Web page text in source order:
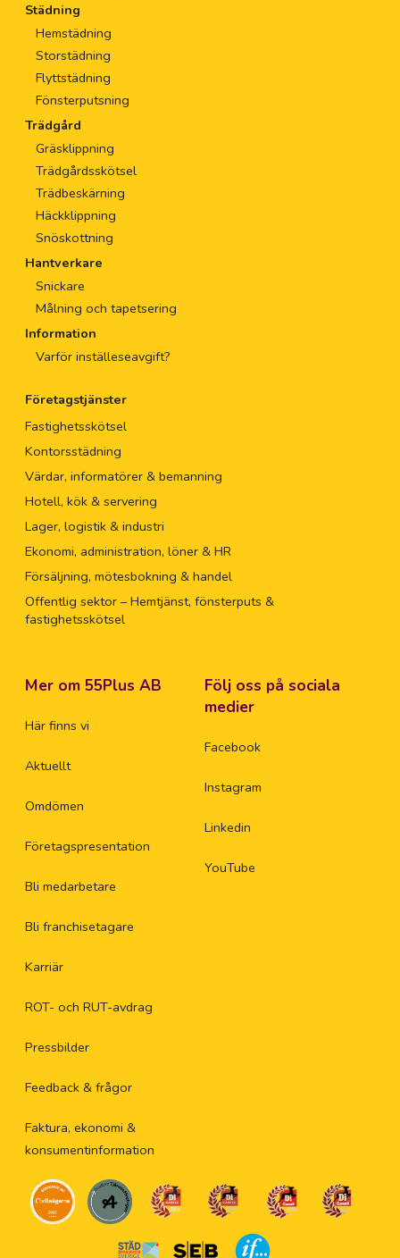
Städning
Hemstädning
Storstädning
Flyttstädning
Fönsterputsning
Trädgård
Gräsklippning
Trädgårdsskötsel
Trädbeskärning
Häckklippning
Snöskottning
Hantverkare
Snickare
Målning och tapetsering
Information
Varför inställeseavgift?
Företagstjänster
Fastighetsskötsel
Kontorsstädning
Värdar, informatörer & bemanning
Hotell, kök & servering
Lager, logistik & industri
Ekonomi, administration, löner & HR
Försäljning, mötesbokning & handel
Offentlig sektor – Hemtjänst, fönsterputs &
fastighetsskötsel
Mer om 55Plus AB
Här finns vi
Aktuellt
Omdömen
Företagspresentation
Bli medarbetare
Bli franchisetagare
Karriär
ROT- och RUT-avdrag
Pressbilder
Feedback & frågor
Faktura, ekonomi &
konsumentinformation
Följ oss på sociala
medier
Facebook
Instagram
Linkedin
YouTube